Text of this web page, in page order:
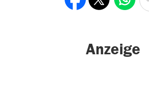
Anzeige